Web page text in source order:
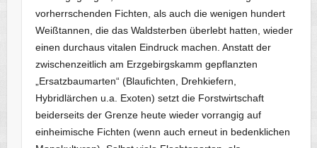
vorherrschenden Fichten, als auch die wenigen hundert
Weißtannen, die das Waldsterben überlebt hatten, wieder
einen durchaus vitalen Eindruck machen. Anstatt der
zwischenzeitlich am Erzgebirgskamm gepflanzten
„Ersatzbaumarten“ (Blaufichten, Drehkiefern,
Hybridlärchen u.a. Exoten) setzt die Forstwirtschaft
beiderseits der Grenze heute wieder vorrangig auf
einheimische Fichten (wenn auch erneut in bedenklichen